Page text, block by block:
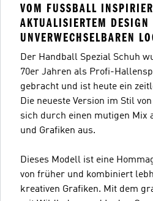
VOM FUSSBALL
KTUALISIERTEM DESIGN
NVERWECHSELBAREN
Der Handball Spezial Schuh
70er Jahren als Profi-
gebracht und ist heute ein
Die neueste Version im Stil
sich durch einen mutigen Mix
und Grafiken aus.
Dieses Modell ist eine
von früher und kombiniert
kreativen Grafiken. Mit dem